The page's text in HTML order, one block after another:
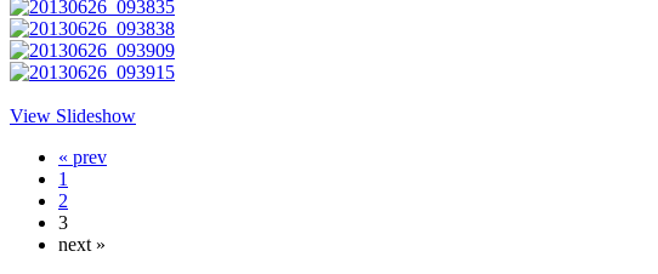
View Slideshow
« prev
1
2
3
next »